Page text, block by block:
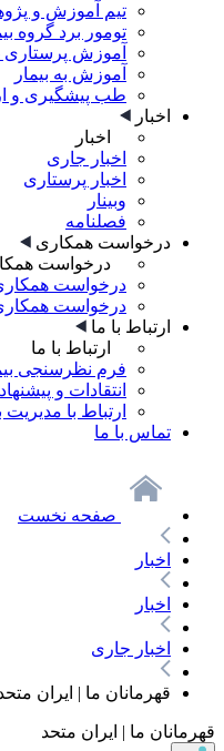
تیم آموزش و
تومور برد گروه
آموزش پرستاری
آموزش به بیمار
طب پیشگیری و
اخبار
اخبار
اخبار جاری
اخبار پرستاری
وبینار
فصلنامه
درخواست همکاری
درخواست
درخواست
درخواست
ارتباط با ما
ارتباط با ما
فرم نظرسنجی
انتقادات و
ارتباط با
تماس با ما
صفحه نخست
اخبار
اخبار
اخبار جاری
قهرمانان ما | ایران
قهرمانان ما | ایران متحد